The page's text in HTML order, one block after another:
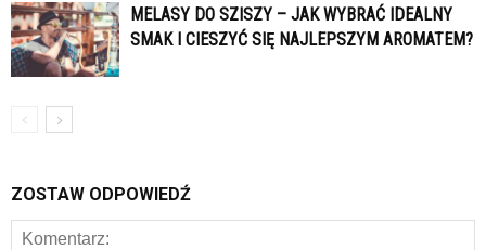
MELASY DO SZISZY – JAK WYBRAĆ IDEALNY
SMAK I CIESZYĆ SIĘ NAJLEPSZYM AROMATEM?
ZOSTAW ODPOWIEDŹ